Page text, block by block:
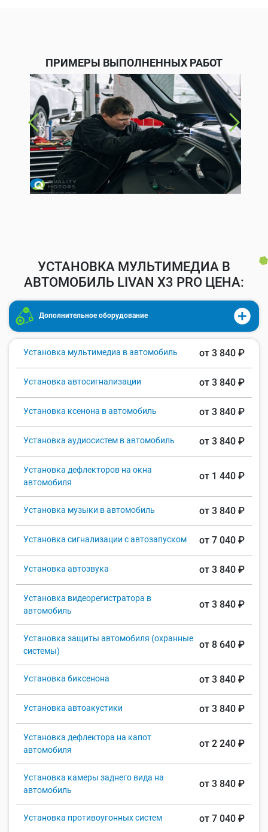
ПРИМЕРЫ ВЫПОЛНЕННЫХ РАБОТ
УСТАНОВКА МУЛЬТИМЕДИА В
АВТОМОБИЛЬ LIVAN X3 PRO ЦЕНА:
Дополнительное оборудование
Установка мультимедиа в автомобиль от 3 840 ₽
Установка автосигнализации от 3 840 ₽
Установка ксенона в автомобиль от 3 840 ₽
Установка аудиосистем в автомобиль от 3 840 ₽
Установка дефлекторов на окна
автомобиля
от 1 440 ₽
Установка музыки в автомобиль от 3 840 ₽
Установка сигнализации с автозапуском от 7 040 ₽
Установка автозвука от 3 840 ₽
Установка видеорегистратора в
автомобиль
от 3 840 ₽
Установка защиты автомобиля (охранные
системы)
от 8 640 ₽
Установка биксенона от 3 840 ₽
Установка автоакустики от 3 840 ₽
Установка дефлектора на капот
автомобиля
от 2 240 ₽
Установка камеры заднего вида на
автомобиль
от 3 840 ₽
Установка противоугонных систем от 7 040 ₽